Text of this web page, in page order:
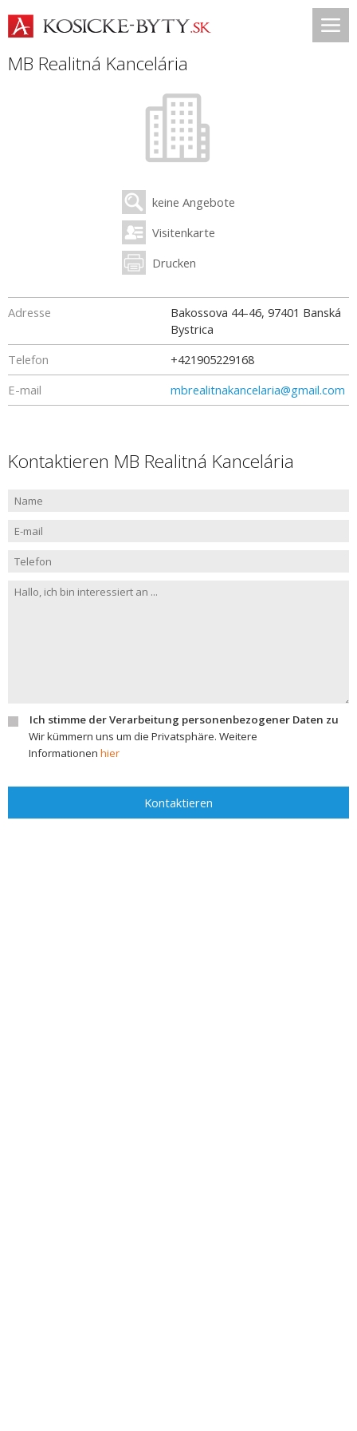
MB Realitná Kancelária
keine Angebote
Visitenkarte
Drucken
Adresse Bakossova 44-46, 97401 Banská
Bystrica
Telefon
+421905229168
E-mail
mbrealitnakancelaria@gmail.com
Kontaktieren MB Realitná Kancelária
Ich stimme der Verarbeitung personenbezogener Daten zu
Wir kümmern uns um die Privatsphäre. Weitere
Informationen hier
Kontaktieren